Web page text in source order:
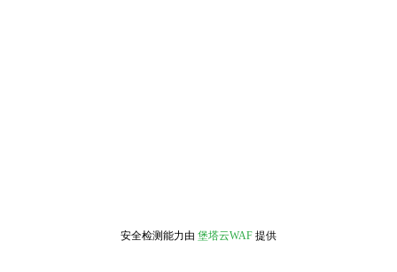
安全检测能力由 堡塔云WAF 提供